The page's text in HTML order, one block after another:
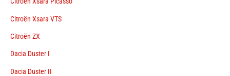
Citroën Xsara VTS
Citroën ZX
Dacia Duster I
Dacia Duster II